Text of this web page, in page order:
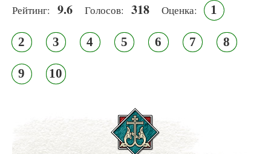
Рейтинг: 9.6 Голосов: 318 Оценка: 1
2 3 4 5 6 7 8
9 10